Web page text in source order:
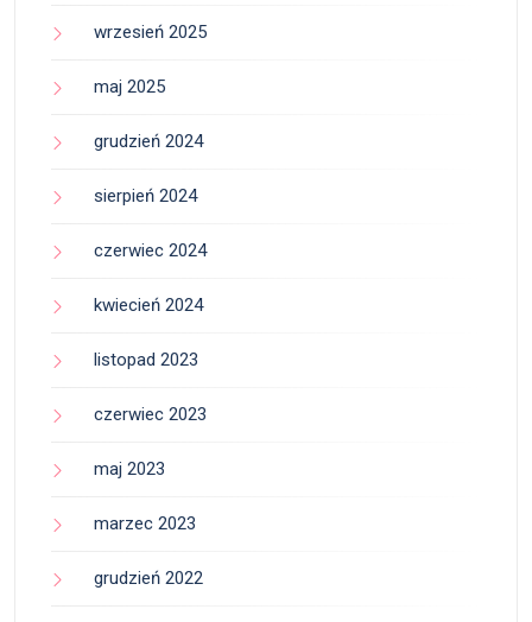
wrzesień 2025
maj 2025
grudzień 2024
sierpień 2024
czerwiec 2024
kwiecień 2024
listopad 2023
czerwiec 2023
maj 2023
marzec 2023
grudzień 2022